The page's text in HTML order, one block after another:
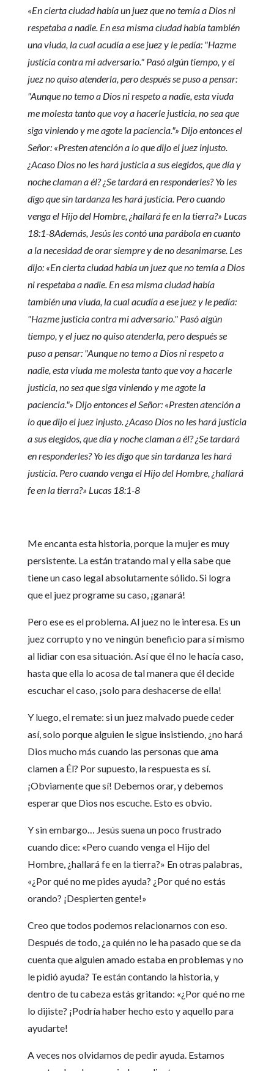
«En cierta ciudad había un juez que no temía a Dios ni
respetaba a nadie. En esa misma ciudad había también
una viuda, la cual acudía a ese juez y le pedía: "Hazme
justicia contra mi adversario." Pasó algún tiempo, y el
juez no quiso atenderla, pero después se puso a pensar:
"Aunque no temo a Dios ni respeto a nadie, esta viuda
me molesta tanto que voy a hacerle justicia, no sea que
siga viniendo y me agote la paciencia."» Dijo entonces el
Señor: «Presten atención a lo que dijo el juez injusto.
¿Acaso Dios no les hará justicia a sus elegidos, que día y
noche claman a él? ¿Se tardará en responderles? Yo les
digo que sin tardanza les hará justicia. Pero cuando
venga el Hijo del Hombre, ¿hallará fe en la tierra?» Lucas
18:1-8Además, Jesús les contó una parábola en cuanto
a la necesidad de orar siempre y de no desanimarse. Les
dijo: «En cierta ciudad había un juez que no temía a Dios
ni respetaba a nadie. En esa misma ciudad había
también una viuda, la cual acudía a ese juez y le pedía:
"Hazme justicia contra mi adversario." Pasó algún
tiempo, y el juez no quiso atenderla, pero después se
puso a pensar: "Aunque no temo a Dios ni respeto a
nadie, esta viuda me molesta tanto que voy a hacerle
justicia, no sea que siga viniendo y me agote la
paciencia."» Dijo entonces el Señor: «Presten atención a
lo que dijo el juez injusto. ¿Acaso Dios no les hará justicia
a sus elegidos, que día y noche claman a él? ¿Se tardará
en responderles? Yo les digo que sin tardanza les hará
justicia. Pero cuando venga el Hijo del Hombre, ¿hallará
fe en la tierra?» Lucas 18:1-8
Me encanta esta historia, porque la mujer es muy
persistente. La están tratando mal y ella sabe que
tiene un caso legal absolutamente sólido. Si logra
que el juez programe su caso, ¡ganará!
Pero ese es el problema. Al juez no le interesa. Es un
juez corrupto y no ve ningún beneficio para sí mismo
al lidiar con esa situación. Así que él no le hacía caso,
hasta que ella lo acosa de tal manera que él decide
escuchar el caso, ¡solo para deshacerse de ella!
Y luego, el remate: si un juez malvado puede ceder
así, solo porque alguien le sigue insistiendo, ¿no hará
Dios mucho más cuando las personas que ama
clamen a Él? Por supuesto, la respuesta es sí.
¡Obviamente que sí! Debemos orar, y debemos
esperar que Dios nos escuche. Esto es obvio.
Y sin embargo… Jesús suena un poco frustrado
cuando dice: «Pero cuando venga el Hijo del
Hombre, ¿hallará fe en la tierra?» En otras palabras,
«¿Por qué no me pides ayuda? ¿Por qué no estás
orando? ¡Despierten gente!»
Creo que todos podemos relacionarnos con eso.
Después de todo, ¿a quién no le ha pasado que se da
cuenta que alguien amado estaba en problemas y no
le pidió ayuda? Te están contando la historia, y
dentro de tu cabeza estás gritando: «¿Por qué no me
lo dijiste? ¡Podría haber hecho esto y aquello para
ayudarte!
A veces nos olvidamos de pedir ayuda. Estamos